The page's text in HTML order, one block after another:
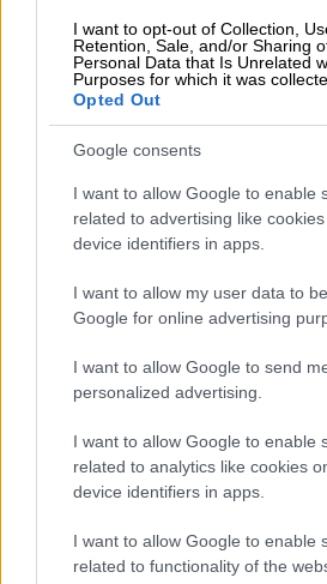
I want to opt-out of Collection,
Retention, Sale, and/or Sharing
Personal Data that Is Unrelated
Purposes for which it was
Opted Out
Google consents
I want to allow Google to enable
related to advertising like
device identifiers in apps.
I want to allow my user data to
Google for online advertising
I want to allow Google to send
personalized advertising.
I want to allow Google to enable
related to analytics like cookies
device identifiers in apps.
I want to allow Google to enable
related to functionality of the
Νίκος Δένδιας, ο πιο
υπουργός της
Όσον αφορά τους
υπουργούς της
το 29% επιλέγει τον
ακολουθούν
ο Κυριάκος
ο Άδωνις Γεωργιάδης
ο Κωστής Χατζηδάκης
ο Μιχάλης